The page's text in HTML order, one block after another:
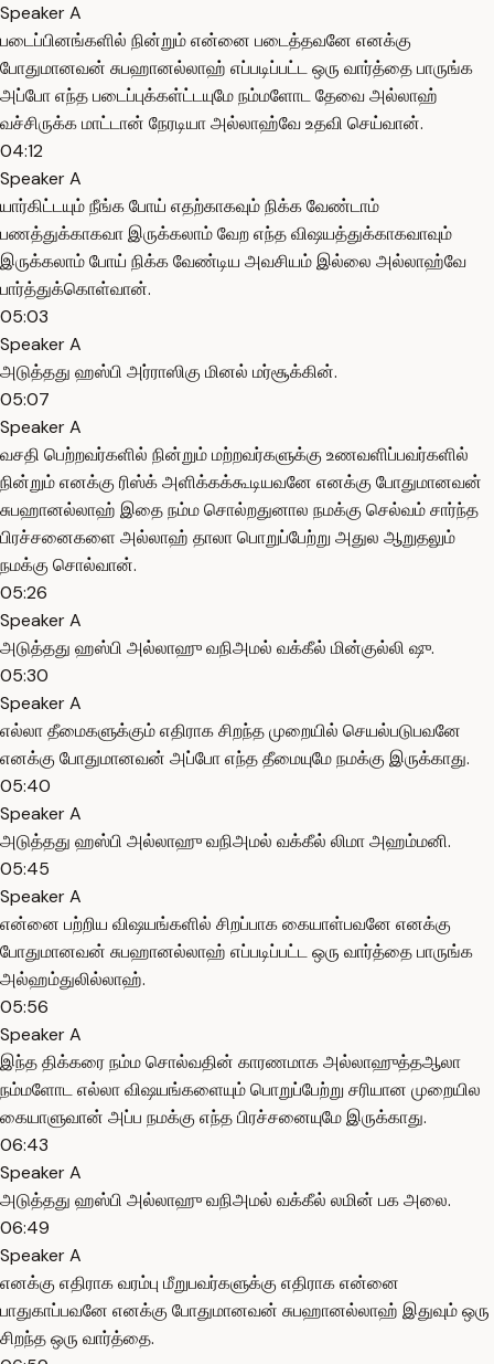
Speaker A
படைப்பினங்களில் நின்றும் என்னை படைத்தவனே எனக்கு
போதுமானவன் சுபஹானல்லாஹ் எப்படிப்பட்ட ஒரு வார்த்தை பாருங்க
அப்போ எந்த படைப்புக்கள்ட்டயுமே நம்மளோட தேவை அல்லாஹ்
வச்சிருக்க மாட்டான் நேரடியா அல்லாஹ்வே உதவி செய்வான்.
04:12
Speaker A
யார்கிட்டயும் நீங்க போய் எதற்காகவும் நிக்க வேண்டாம்
பணத்துக்காகவா இருக்கலாம் வேற எந்த விஷயத்துக்காகவாவும்
இருக்கலாம் போய் நிக்க வேண்டிய அவசியம் இல்லை அல்லாஹ்வே
பார்த்துக்கொள்வான்.
05:03
Speaker A
அடுத்தது ஹஸ்பி அர்ராஸிகு மினல் மர்சூக்கின்.
05:07
Speaker A
வசதி பெற்றவர்களில் நின்றும் மற்றவர்களுக்கு உணவளிப்பவர்களில்
நின்றும் எனக்கு ரிஸ்க் அளிக்கக்கூடியவனே எனக்கு போதுமானவன்
சுபஹானல்லாஹ் இதை நம்ம சொல்றதுனால நமக்கு செல்வம் சார்ந்த
பிரச்சனைகளை அல்லாஹ் தாலா பொறுப்பேற்று அதுல ஆறுதலும்
நமக்கு சொல்வான்.
05:26
Speaker A
அடுத்தது ஹஸ்பி அல்லாஹு வநிஅமல் வக்கீல் மின்குல்லி ஷு.
05:30
Speaker A
எல்லா தீமைகளுக்கும் எதிராக சிறந்த முறையில் செயல்படுபவனே
எனக்கு போதுமானவன் அப்போ எந்த தீமையுமே நமக்கு இருக்காது.
05:40
Speaker A
அடுத்தது ஹஸ்பி அல்லாஹு வநிஅமல் வக்கீல் லிமா அஹம்மனி.
05:45
Speaker A
என்னை பற்றிய விஷயங்களில் சிறப்பாக கையாள்பவனே எனக்கு
போதுமானவன் சுபஹானல்லாஹ் எப்படிப்பட்ட ஒரு வார்த்தை பாருங்க
அல்ஹம்துலில்லாஹ்.
05:56
Speaker A
இந்த திக்கரை நம்ம சொல்வதின் காரணமாக அல்லாஹுத்தஆலா
நம்மளோட எல்லா விஷயங்களையும் பொறுப்பேற்று சரியான முறையில
கையாளுவான் அப்ப நமக்கு எந்த பிரச்சனையுமே இருக்காது.
06:43
Speaker A
அடுத்தது ஹஸ்பி அல்லாஹு வநிஅமல் வக்கீல் லமின் பக அலை.
06:49
Speaker A
எனக்கு எதிராக வரம்பு மீறுபவர்களுக்கு எதிராக என்னை
பாதுகாப்பவனே எனக்கு போதுமானவன் சுபஹானல்லாஹ் இதுவும் ஒரு
சிறந்த ஒரு வார்த்தை.